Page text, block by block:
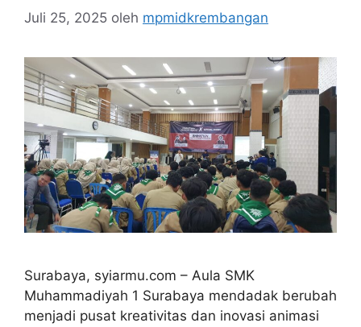
Juli 25, 2025 oleh mpmidkrembangan
Surabaya, syiarmu.com – Aula SMK
Muhammadiyah 1 Surabaya mendadak berubah
menjadi pusat kreativitas dan inovasi animasi